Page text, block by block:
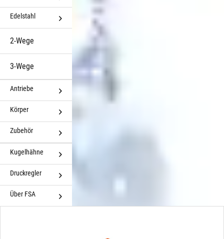
Edelstahl
2-Wege
3-Wege
Antriebe
Körper
Zubehör
Kugelhähne
Druckregler
Über FSA